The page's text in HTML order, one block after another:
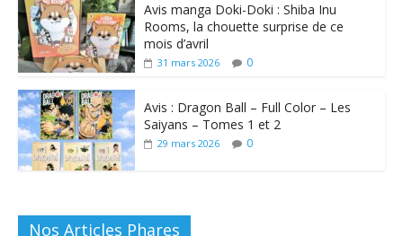
Avis manga Doki-Doki : Shiba Inu
Rooms, la chouette surprise de ce
mois d’avril
31 mars 2026 0
Avis : Dragon Ball – Full Color – Les
Saiyans – Tomes 1 et 2
29 mars 2026 0
Nos Articles Phares